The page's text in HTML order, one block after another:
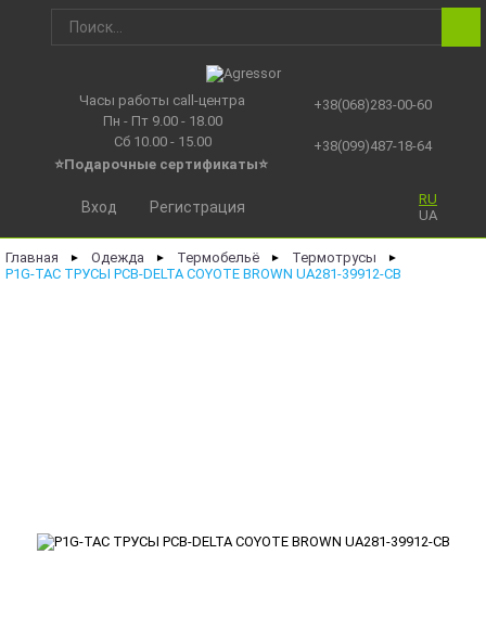
Часы работы call-центра
Пн - Пт 9.00 - 18.00
Сб 10.00 - 15.00
⭐Подарочные сертификаты⭐
+38(068)283-00-60
+38(099)487-18-64
RU
UA
Вход Регистрация
Главная ► Одежда ► Термобельё ► Термотрусы ►
P1G-TAC ТРУСЫ PCB-DELTA COYOTE BROWN UA281-39912-CB